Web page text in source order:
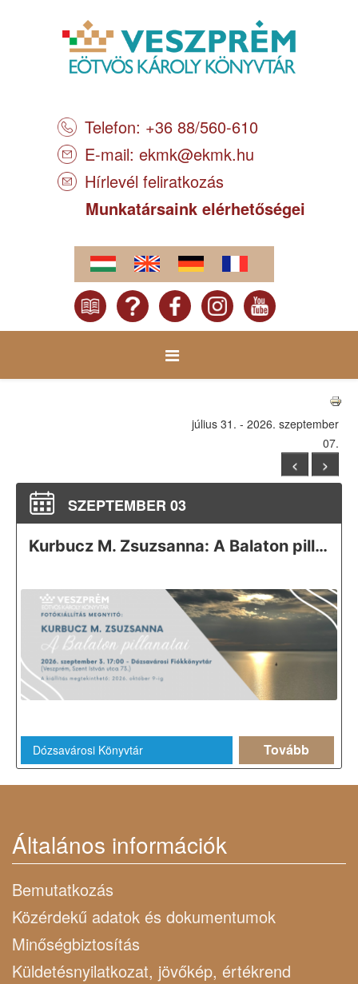
Telefon: +36 88/560-610
E-mail: ekmk@ekmk.hu
Hírlevél feliratkozás
Munkatársaink elérhetőségei
július 31. - 2026. szeptember
07.
<
>
SZEPTEMBER 03
Kurbucz M. Zsuzsanna: A Balaton pillanatai fotókiállítás
Dózsavárosi Könyvtár Tovább
Általános információk
Bemutatkozás
Közérdekű adatok és dokumentumok
Minőségbiztosítás
Küldetésnyilatkozat, jövőkép, értékrend